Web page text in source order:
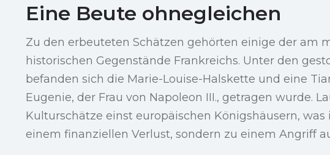
Eine Beute ohnegleichen
Zu den erbeuteten Schätzen gehörten einige der am
historischen Gegenstände Frankreichs. Unter den
befanden sich die Marie-Louise-Halskette und eine
Eugenie, der Frau von Napoleon III., getragen wurde.
Kulturschätze einst europäischen Königshäusern,
einem finanziellen Verlust, sondern zu einem Angriff